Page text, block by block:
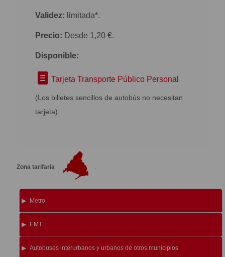
Validez: limitada*.
Precio: Desde 1,20 €.
Disponible:
Tarjeta Transporte Público Personal
(Los billetes sencillos de autobús no necesitan
tarjeta).
Zona tarifaria
Metro
EMT
Autobuses interurbanos y urbanos de otros municipios